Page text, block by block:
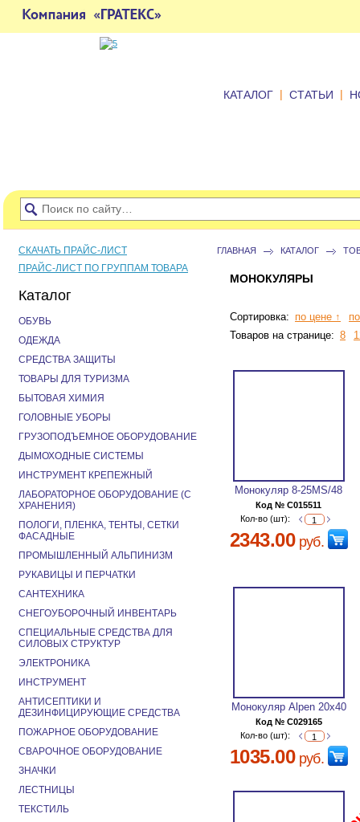
КАТАЛОГ | СТАТЬИ |
ГЛАВНАЯ КАТАЛОГ
МОНОКУЛЯРЫ
Сортировка: по цене ↑
Товаров на странице: 8
Монокуляр 8-25MS/48
Код № C015511
Кол-во (шт):
2343.00руб.
Монокуляр Alpen 20х40
Код № C029165
Кол-во (шт):
1035.00руб.
СКАЧАТЬ ПРАЙС-ЛИСТ
ПРАЙС-ЛИСТ ПО ГРУППАМ ТОВАРА
Каталог
ОБУВЬ
ОДЕЖДА
СРЕДСТВА ЗАЩИТЫ
ТОВАРЫ ДЛЯ ТУРИЗМА
БЫТОВАЯ ХИМИЯ
ГОЛОВНЫЕ УБОРЫ
ГРУЗОПОДЪЕМНОЕ ОБОРУДОВАНИЕ
ДЫМОХОДНЫЕ СИСТЕМЫ
ИНСТРУМЕНТ КРЕПЕЖНЫЙ
ЛАБОРАТОРНОЕ ОБОРУДОВАНИЕ (С
ХРАНЕНИЯ)
ПОЛОГИ, ПЛЕНКА, ТЕНТЫ, СЕТКИ
ФАСАДНЫЕ
ПРОМЫШЛЕННЫЙ АЛЬПИНИЗМ
РУКАВИЦЫ И ПЕРЧАТКИ
САНТЕХНИКА
СНЕГОУБОРОЧНЫЙ ИНВЕНТАРЬ
СПЕЦИАЛЬНЫЕ СРЕДСТВА ДЛЯ
СИЛОВЫХ СТРУКТУР
ЭЛЕКТРОНИКА
ИНСТРУМЕНТ
АНТИСЕПТИКИ И
ДЕЗИНФИЦИРУЮЩИЕ СРЕДСТВА
ПОЖАРНОЕ ОБОРУДОВАНИЕ
СВАРОЧНОЕ ОБОРУДОВАНИЕ
ЗНАЧКИ
ЛЕСТНИЦЫ
ТЕКСТИЛЬ